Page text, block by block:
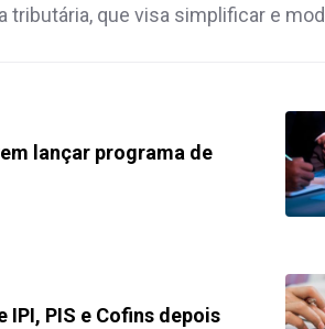
que visa simplificar e
lançar programa de
PIS e Cofins depois